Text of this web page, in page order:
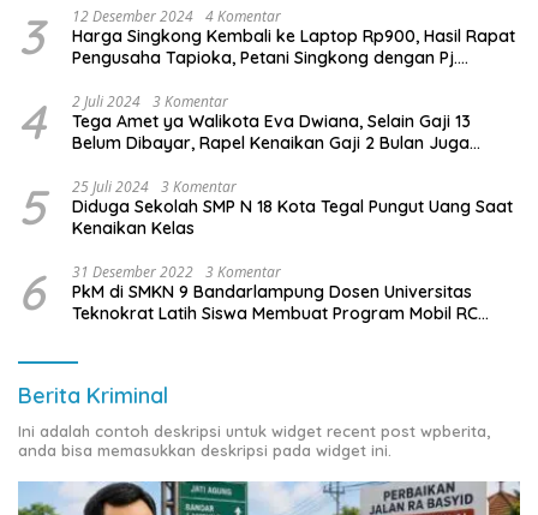
3 12 Desember 2024 4 Komentar
Harga Singkong Kembali ke Laptop Rp900, Hasil Rapat
Pengusaha Tapioka, Petani Singkong dengan Pj.
4 2 Juli 2024 3 Komentar
Tega Amet ya Walikota Eva Dwiana, Selain Gaji 13
Belum Dibayar, Rapel Kenaikan Gaji 2 Bulan Juga
5 25 Juli 2024 3 Komentar
Diduga Sekolah SMP N 18 Kota Tegal Pungut Uang Saat
Kenaikan Kelas
6 31 Desember 2022 3 Komentar
PkM di SMKN 9 Bandarlampung Dosen Universitas
Teknokrat Latih Siswa Membuat Program Mobil RC
Berita Kriminal
Ini adalah contoh deskripsi untuk widget recent post wpberita,
anda bisa memasukkan deskripsi pada widget ini.